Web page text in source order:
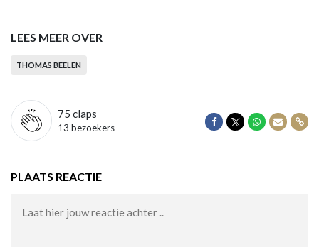
LEES MEER OVER
THOMAS BEELEN
75 claps
13 bezoekers
Delen op Facebook
Delen op Twitter
Delen op
Delen
PLAATS REACTIE